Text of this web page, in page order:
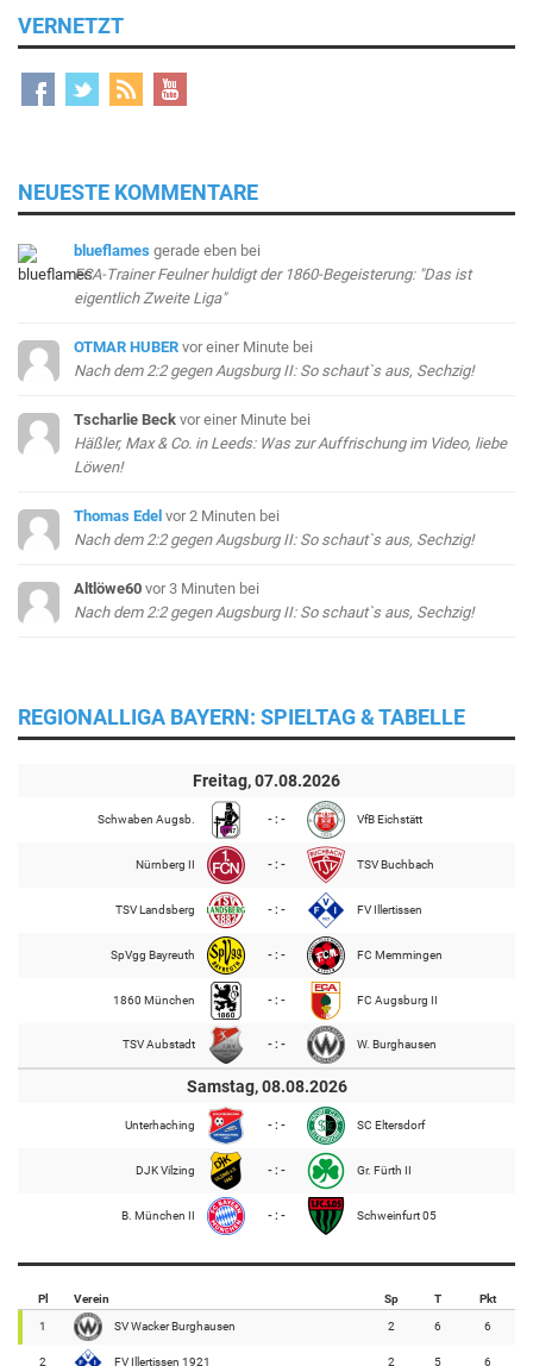
VERNETZT
NEUESTE KOMMENTARE
blueflames gerade eben bei
FCA-Trainer Feulner huldigt der 1860-Begeisterung: "Das ist
eigentlich Zweite Liga"
OTMAR HUBER vor einer Minute bei
Nach dem 2:2 gegen Augsburg II: So schaut`s aus, Sechzig!
Tscharlie Beck vor einer Minute bei
Häßler, Max & Co. in Leeds: Was zur Auffrischung im Video, liebe
Löwen!
Thomas Edel vor 2 Minuten bei
Nach dem 2:2 gegen Augsburg II: So schaut`s aus, Sechzig!
Altlöwe60 vor 3 Minuten bei
Nach dem 2:2 gegen Augsburg II: So schaut`s aus, Sechzig!
REGIONALLIGA BAYERN: SPIELTAG & TABELLE
Freitag, 07.08.2026
Schwaben Augsb. - : - VfB Eichstätt
Nürnberg II - : - TSV Buchbach
TSV Landsberg - : - FV Illertissen
SpVgg Bayreuth - : - FC Memmingen
1860 München - : - FC Augsburg II
TSV Aubstadt - : - W. Burghausen
Samstag, 08.08.2026
Unterhaching - : - SC Eltersdorf
DJK Vilzing - : - Gr. Fürth II
B. München II - : - Schweinfurt 05
Pl Verein Sp T Pkt
1 SV Wacker Burghausen 2 6 6
2 FV Illertissen 1921 2 5 6